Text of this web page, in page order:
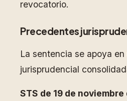
revocatorio.
Precedentes
La sentencia se apoya en
jurisprudencial
STS de 19 de noviembre